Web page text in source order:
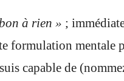
à rien » ;
formulation mentale
capable de